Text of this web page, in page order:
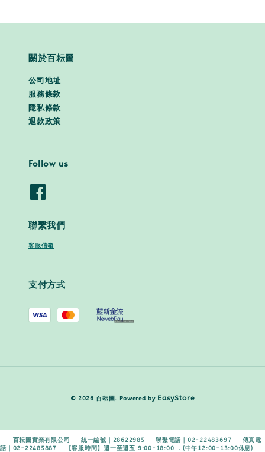
關於百耘圖
公司地址
服務條款
隱私條款
退款政策
Follow us
聯繫我們
客服信箱
支付方式
© 2026 百耘圖. Powered by EasyStore
百耘圖實業有限公司 統一編號｜28622985 聯繫電話｜02-22483697 傳真電
話｜02-22485887 【客服時間】週一至週五 9:00-18:00 ．(中午12:00-13:00休息)